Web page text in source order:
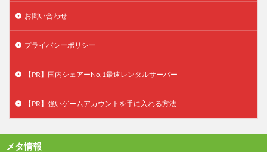
お問い合わせ
プライバシーポリシー
【PR】国内シェアーNo.1最速レンタルサーバー
【PR】強いゲームアカウントを手に入れる方法
メタ情報